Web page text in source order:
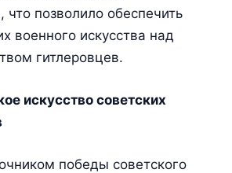
что позволило обеспечить
военного искусства над
гитлеровцев.
искусство советских
победы советского